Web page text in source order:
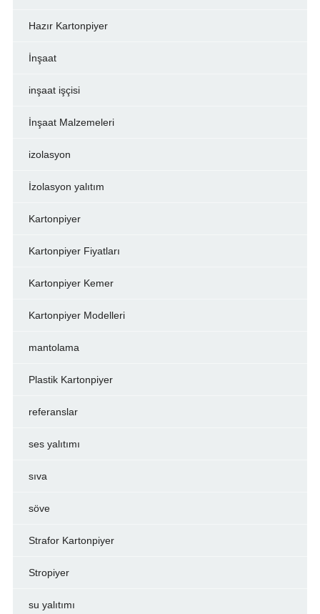
Hazır Kartonpiyer
İnşaat
inşaat işçisi
İnşaat Malzemeleri
izolasyon
İzolasyon yalıtım
Kartonpiyer
Kartonpiyer Fiyatları
Kartonpiyer Kemer
Kartonpiyer Modelleri
mantolama
Plastik Kartonpiyer
referanslar
ses yalıtımı
sıva
söve
Strafor Kartonpiyer
Stropiyer
su yalıtımı